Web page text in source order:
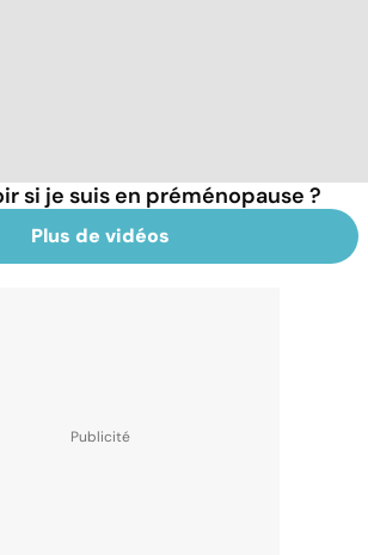
si je suis en préménopause ?
Plus de vidéos